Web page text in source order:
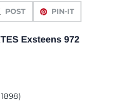
POST PIN-IT
Exsteens 972